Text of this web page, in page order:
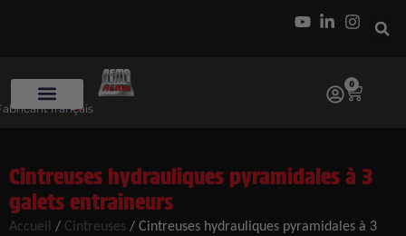
français
0
Cintreuses hydrauliques pyramidales à 3
galets entraineurs
Accueil / Cintreuses / Cintreuses hydrauliques pyramidales à 3